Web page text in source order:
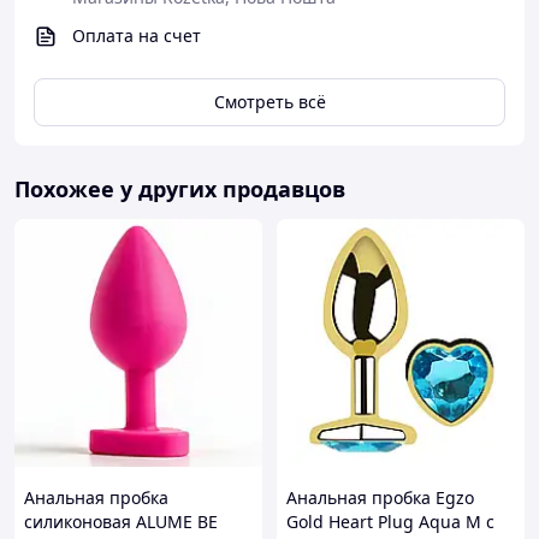
Благодаря удобной форме – узкому кончику и тонкой
ножке – эта анальная пробка подойдет для длительного
ношения как опытным, так и начинающим любителям
Оплата на счет
Смотреть всё
Похожее у других продавцов
Анальная пробка
силиконовая ALUME BE
Анальная пробка Egzo
Gold Heart Plug Aqua M с